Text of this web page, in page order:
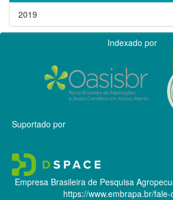
2019
Indexado por
Suportado por
Empresa Brasileira de Pesquisa
https://www.embrapa.br/fale-